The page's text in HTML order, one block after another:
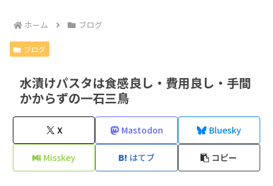
ホーム ブログ
ブログ
水漬けパスタは食感良し・費用良し・手間
かからずの一石三鳥
X Mastodon Bluesky
Misskey はてブ コピー